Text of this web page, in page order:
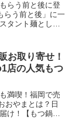
らう前と後に登
らう前と後」に一
タント麺として
ご紹介します
...
お取り寄せ！
店の人気もつ
満喫！福岡で売
おやまとは？日
け！【もつ鍋お